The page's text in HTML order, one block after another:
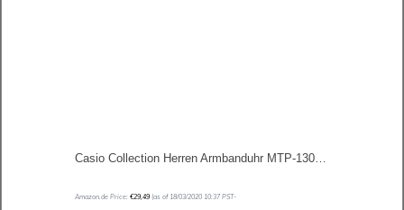
Casio Collection Herren Armbanduhr MTP-1302PD
Amazon.de Price: €29,49(as of 18/03/2020 10:37 PST-